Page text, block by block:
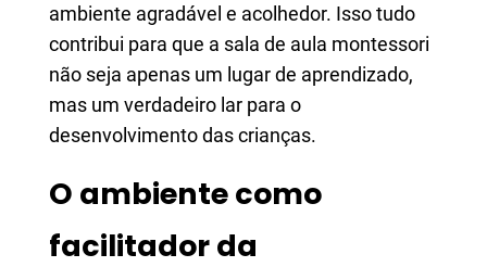
ambiente agradável e acolhedor. Isso tudo
contribui para que a sala de aula montessori
não seja apenas um lugar de aprendizado,
mas um verdadeiro lar para o
desenvolvimento das crianças.
O ambiente como
facilitador da